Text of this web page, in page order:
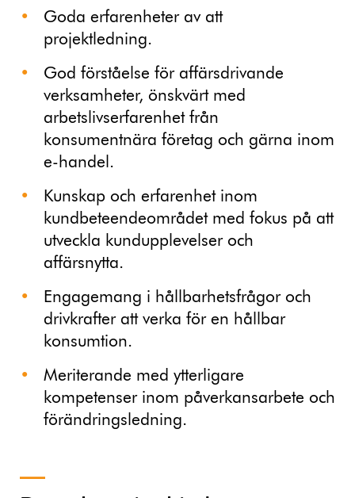
Goda erfarenheter av att
projektledning.
God förståelse för affärsdrivande
verksamheter, önskvärt med
arbetslivserfarenhet från
konsumentnära företag och gärna inom
e-handel.
Kunskap och erfarenhet inom
kundbeteendeområdet med fokus på att
utveckla kundupplevelser och
affärsnytta.
Engagemang i hållbarhetsfrågor och
drivkrafter att verka för en hållbar
konsumtion.
Meriterande med ytterligare
kompetenser inom påverkansarbete och
förändringsledning.